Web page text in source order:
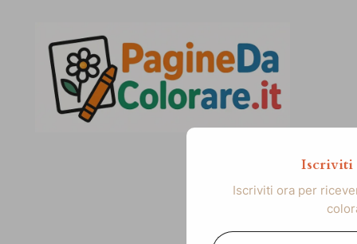
contenuto
Iscriviti
Iscriviti ora per
Digita la tua e-mail...